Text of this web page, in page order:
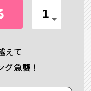
えて
急襲！